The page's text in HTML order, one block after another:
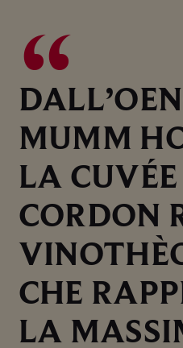
MUMM
LA
CORDON
CHE
LA